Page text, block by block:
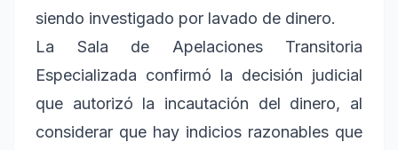
siendo investigado por lavado de dinero.
La Sala de Apelaciones Transitoria
Especializada confirmó la decisión judicial
que autorizó la incautación del dinero, al
considerar que hay indicios razonables que